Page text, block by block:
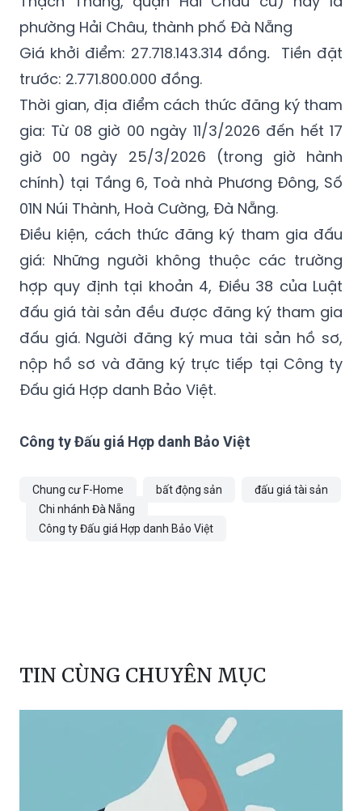
Giá khởi điểm: 27.718.143.314 đồng.Tiền đặt
trước: 2.771.800.000 đồng.
Thời gian, địa điểm cách thức đăng ký tham
gia: Từ 08 giờ 00 ngày 11/3/2026 đến hết 17
giờ 00 ngày 25/3/2026 (trong giờ hành
chính) tại Tầng 6, Toà nhà Phương Đông, Số
01N Núi Thành, Hoà Cường, Đà Nẵng.
Điều kiện, cách thức đăng ký tham gia đấu
giá: Những người không thuộc các trường
hợp quy định tại khoản 4, Điều 38 của Luật
đấu giá tài sản đều được đăng ký tham gia
đấu giá. Người đăng ký mua tài sản hồ sơ,
nộp hồ sơ và đăng ký trực tiếp tại Công ty
Đấu giá Hợp danh Bảo Việt.
Công ty Đấu giá Hợp danh Bảo Việt
Chung cư F-Home bất động sản
Công ty Đấu giá Hợp danh Bảo Việt